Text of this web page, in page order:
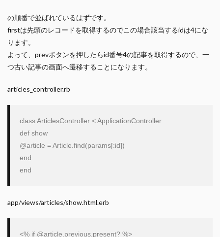
の順番で並ばれているはずです。
firstは先頭のレコードを取得するのでこの場合該当するidは4にな
ります。
よって、prevボタンを押したらid番号4の記事を取得するので、一
つ古い記事の画面へ遷移することになります。
articles_controller.rb
classArticlesController < ApplicationController
def show
@article = Article .find(params[:id
end
end
app/views/articles/show.html.erb
<% if @article .previous.present? %>